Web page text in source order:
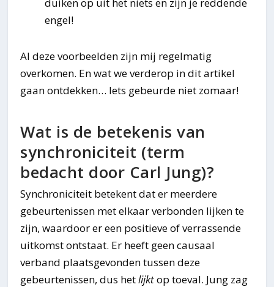
engel!
Al deze voorbeelden zijn mij regelmatig
overkomen. En wat we verderop in dit artikel
gaan ontdekken… Iets gebeurde niet zomaar!
Wat is de betekenis van
synchroniciteit (term
bedacht door Carl Jung)?
Synchroniciteit betekent dat er meerdere
gebeurtenissen met elkaar verbonden lijken te
zijn, waardoor er een positieve of verrassende
uitkomst ontstaat. Er heeft geen causaal
verband plaatsgevonden tussen deze
gebeurtenissen, dus hetlijktop toeval. Jung zag